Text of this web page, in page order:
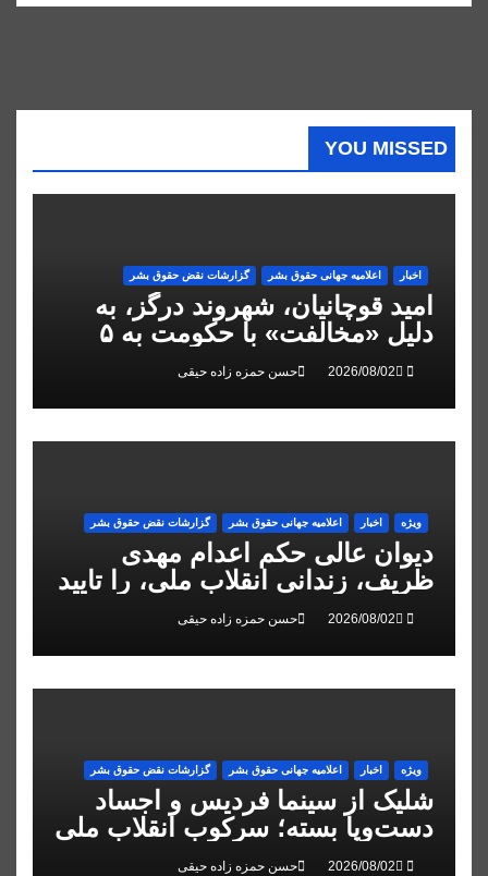
YOU MISSED
اخبار اعلاميه جهانی حقوق بشر گزارشات نقض حقوق بشر
امید قوچانیان، شهروند درگز، به
دلیل «مخالفت» با حکومت به ۵
سال زندان محکوم شد
حسن حمزه زاده حیقی
ویژه اخبار اعلاميه جهانی حقوق بشر گزارشات نقض حقوق بشر
دیوان عالی حکم اعدام مهدی
ظریف، زندانی انقلاب ملی، را تایید
کرد
حسن حمزه زاده حیقی
ویژه اخبار اعلاميه جهانی حقوق بشر گزارشات نقض حقوق بشر
شلیک از سینما فردیس و اجساد
دست‌وپا بسته؛ سرکوب انقلاب ملی
در البرز
حسن حمزه زاده حیقی